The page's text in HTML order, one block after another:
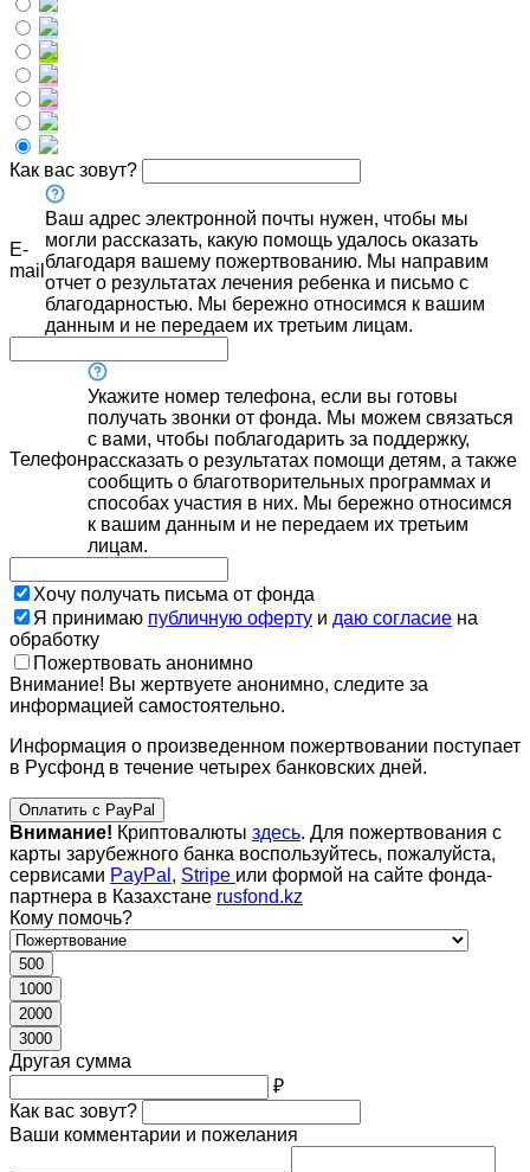
Как вас зовут?
E-
mail
Ваш адрес электронной почты нужен, чтобы мы
могли рассказать, какую помощь удалось оказать
благодаря вашему пожертвованию. Мы направим
отчет о результатах лечения ребенка и письмо с
благодарностью. Мы бережно относимся к вашим
данным и не передаем их третьим лицам.
Телефон
Укажите номер телефона, если вы готовы
получать звонки от фонда. Мы можем связаться
с вами, чтобы поблагодарить за поддержку,
рассказать о результатах помощи детям, а также
сообщить о благотворительных программах и
способах участия в них. Мы бережно относимся
к вашим данным и не передаем их третьим
лицам.
Хочу получать письма от фонда
Я принимаю публичную оферту и даю согласие на
обработку
Пожертвовать анонимно
Внимание! Вы жертвуете анонимно, следите за
информацией самостоятельно.
Информация о произведенном пожертвовании поступает
в Русфонд в течение четырех банковских дней.
Оплатить с PayPal
Внимание! Криптовалюты здесь. Для пожертвования с
карты зарубежного банка воспользуйтесь, пожалуйста,
сервисами PayPal , Stripe или формой на сайте фонда-
партнера в Казахстане rusfond.kz
Кому помочь?
500
1000
2000
3000
Другая сумма
₽
Как вас зовут?
Ваши комментарии и пожелания